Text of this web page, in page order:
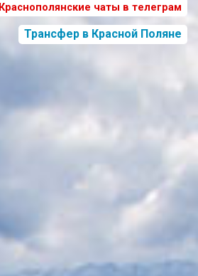
Краснополянские чаты в телеграм
Трансфер в Красной Поляне